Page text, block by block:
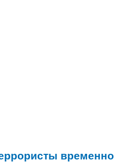
временно